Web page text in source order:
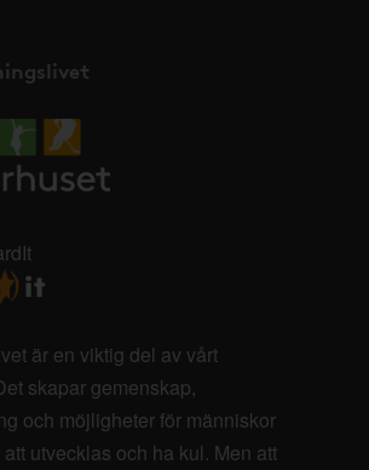
är en viktig del av vårt
skapar gemenskap,
och möjligheter för människor
utvecklas och ha kul. Men att